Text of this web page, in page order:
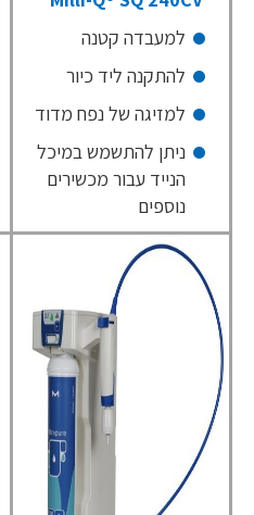
למעבדה קטנה
להתקנה ליד כיור
למזיגה של נפח מדוד
ניתן להתשמש במיכל
הנייד עבור מכשירים
נוספים